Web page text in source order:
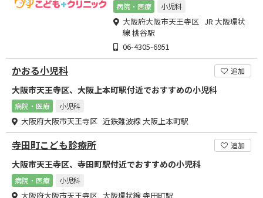
病院・医療 小児科
大阪府大阪市天王寺区 JR 大阪環状
線 桃谷駅
06-4305-6951
かおる小児科 追加
大阪市天王寺区、大阪上本町駅付近でおすすめの小児科
病院・医療 小児科
大阪府大阪市天王寺区 近鉄難波線 大阪上本町駅
寺田町こども診療所 追加
大阪市天王寺区、寺田町駅付近でおすすめの小児科
病院・医療 小児科
大阪府大阪市天王寺区 大阪環状線 寺田町駅